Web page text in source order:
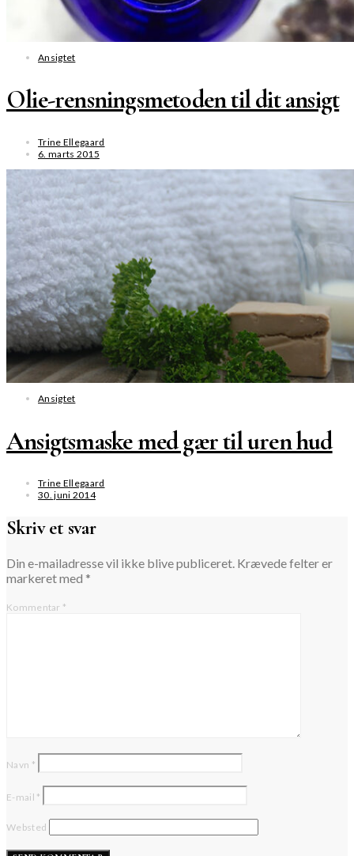
Ansigtet
Olie-rensningsmetoden til dit ansigt
Trine Ellegaard
6. marts 2015
Ansigtet
Ansigtsmaske med gær til uren hud
Trine Ellegaard
30. juni 2014
Skriv et svar
Din e-mailadresse vil ikke blive publiceret. Krævede felter er
markeret med *
Kommentar *
Navn *
E-mail *
Websted